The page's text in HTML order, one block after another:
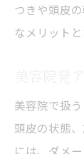
つきや頭皮
なメリットと
美容院で扱
頭皮の状態
には、ダメ